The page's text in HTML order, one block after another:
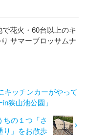
で花火・60台以上のキ
サマーブロッサムナ
キッチンカーがやって
狭山池公園」
の１つ「さ
り」をお散歩